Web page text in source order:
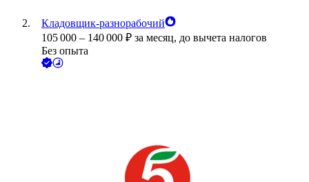
Кладовщик-разнорабочий
105 000 – 140 000 ₽ за месяц, до вычета налогов
Без опыта